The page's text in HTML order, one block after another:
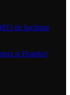
de Inchiriat
si Hoteluri